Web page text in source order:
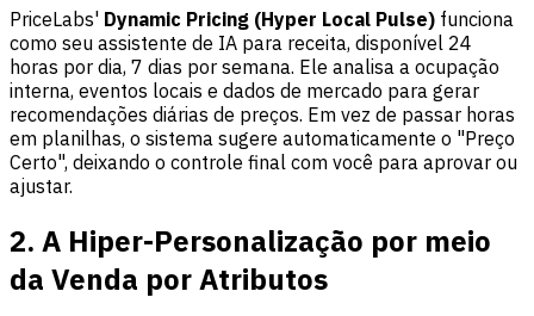
PriceLabs' Dynamic Pricing (Hyper Local Pulse) funciona
como seu assistente de IA para receita, disponível 24
horas por dia, 7 dias por semana. Ele analisa a ocupação
interna, eventos locais e dados de mercado para gerar
recomendações diárias de preços. Em vez de passar horas
em planilhas, o sistema sugere automaticamente o "Preço
Certo", deixando o controle final com você para aprovar ou
ajustar.
2. A Hiper-Personalização por meio
da Venda por Atributos